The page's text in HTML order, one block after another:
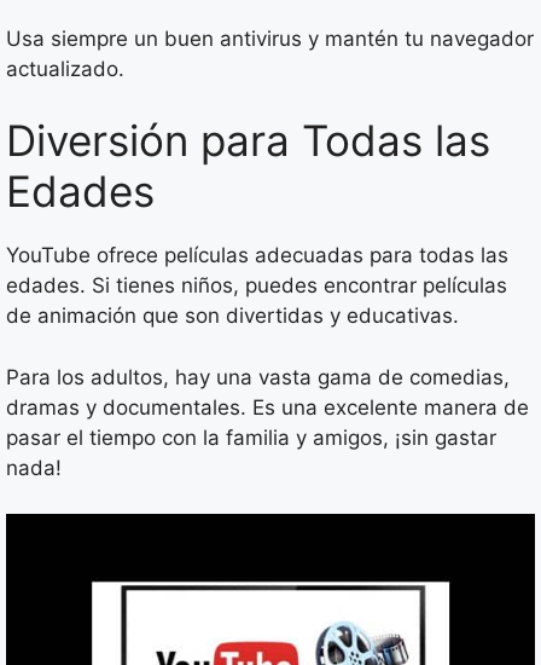
Usa siempre un buen antivirus y mantén tu navegador
actualizado.
Diversión para Todas las
Edades
YouTube ofrece películas adecuadas para todas las
edades. Si tienes niños, puedes encontrar películas
de animación que son divertidas y educativas.
Para los adultos, hay una vasta gama de comedias,
dramas y documentales. Es una excelente manera de
pasar el tiempo con la familia y amigos, ¡sin gastar
nada!